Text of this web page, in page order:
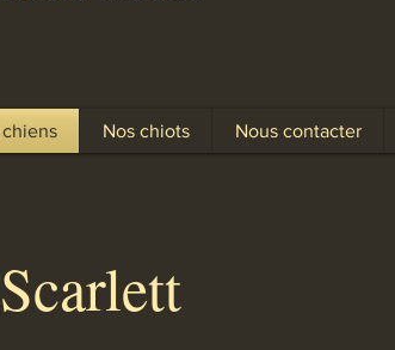
chiens Nos chiots Nous contacter
Scarlett